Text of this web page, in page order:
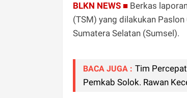
BLKN NEWS ■ Berkas
(TSM) yang dilakukan
Sumatera Selatan (Sumsel).
BACA JUGA : Tim
Pemkab Solok. Rawan